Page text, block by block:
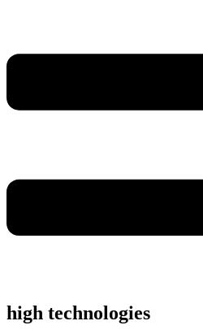
high technologies